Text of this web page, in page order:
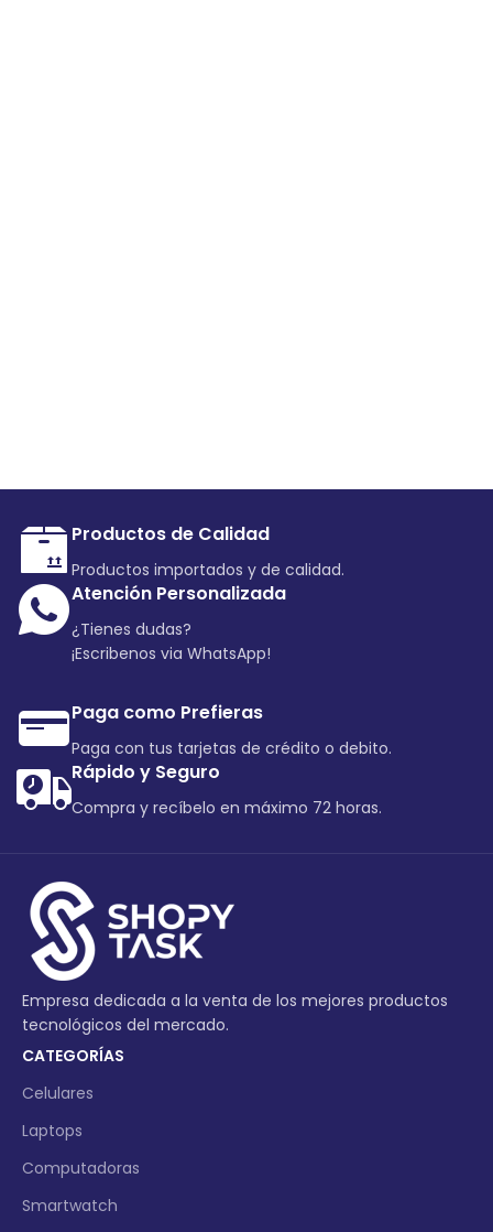
Productos de Calidad
Productos importados y de calidad.
Atención Personalizada
¿Tienes dudas?
¡Escribenos via WhatsApp!
Paga como Prefieras
Paga con tus tarjetas de crédito o debito.
Rápido y Seguro
Compra y recíbelo en máximo 72 horas.
Empresa dedicada a la venta de los mejores productos
tecnológicos del mercado.
CATEGORÍAS
Celulares
Laptops
Computadoras
Smartwatch